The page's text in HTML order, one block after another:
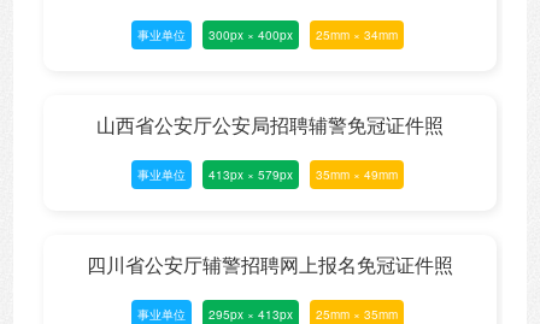
事业单位 300px × 400px 25mm × 34mm
山西省公安厅公安局招聘辅警免冠证件照
事业单位 413px × 579px 35mm × 49mm
四川省公安厅辅警招聘网上报名免冠证件照
事业单位 295px × 413px 25mm × 35mm